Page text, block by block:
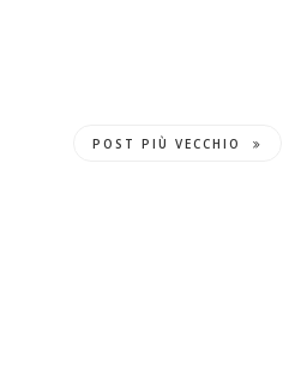
POST PIÙ VECCHIO